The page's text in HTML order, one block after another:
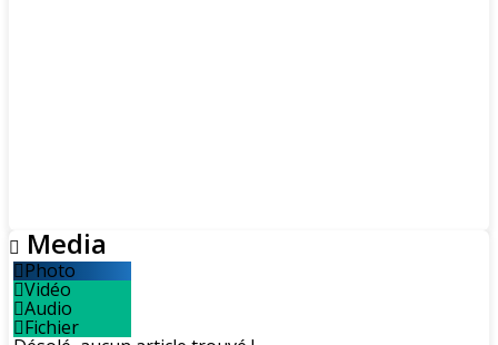
Media
Photo
Vidéo
Audio
Fichier